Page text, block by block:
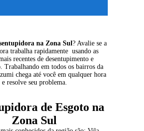
na Zona Sul? Avalie se a
trabalha rapidamente usando as
recentes de desentupimento e
Trabalhando em todos os bairros da
chega até você em qualquer hora
e resolve seu problema.
de Esgoto na
Zona Sul